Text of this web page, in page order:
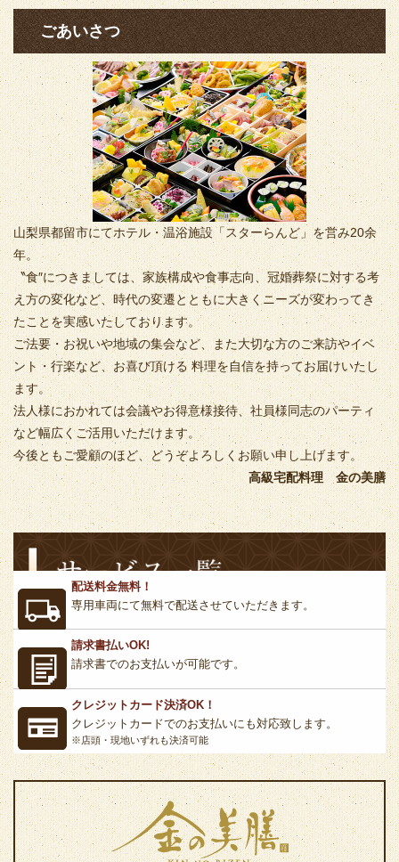
ごあいさつ
山梨県都留市にてホテル・温浴施設「スターらんど」を営み20余
年。
〝食″につきましては、家族構成や食事志向、冠婚葬祭に対する考
え方の変化など、時代の変遷とともに大きくニーズが変わってき
たことを実感いたしております。
ご法要・お祝いや地域の集会など、また大切な方のご来訪やイベ
ント・行楽など、お喜び頂ける 料理を自信を持ってお届けいたし
ます。
法人様におかれては会議やお得意様接待、社員様同志のパーティ
など幅広くご活用いただけます。
今後ともご愛顧のほど、どうぞよろしくお願い申し上げます。
高級宅配料理 金の美膳
配送料金無料！
専用車両にて無料で配送させていただきます。
請求書払いOK!
請求書でのお支払いが可能です。
クレジットカード決済OK！
クレジットカードでのお支払いにも対応致します。
※店頭・現地いずれも決済可能